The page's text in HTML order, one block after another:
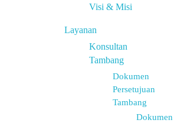
Visi & Misi
Layanan
Konsultan
Tambang
Dokumen
Persetujuan
Tambang
Dokumen